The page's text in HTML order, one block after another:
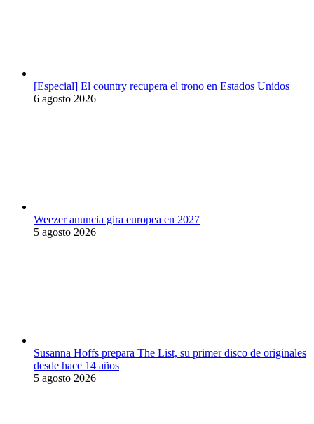
[Especial] El country recupera el trono en Estados Unidos
6 agosto 2026
Weezer anuncia gira europea en 2027
5 agosto 2026
Susanna Hoffs prepara The List, su primer disco de originales
desde hace 14 años
5 agosto 2026